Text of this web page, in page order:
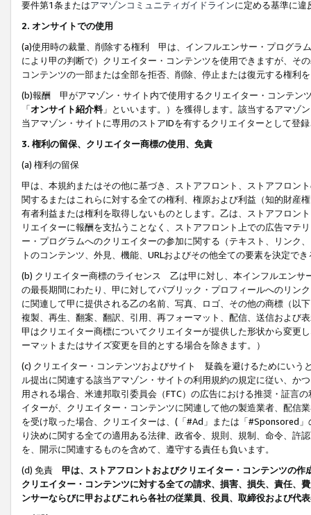
要件第1条またはアマゾンコミュニティガイドラインに定める基準に違
2. オンサイトでの使用
(a)使用時の裁量、削除する権利 甲は、インフルエンサー・プログラ
により甲の判断で）クリエイター・コンテンツを使用できますが、そ
コンテンツの一部または全部を拒否、削除、停止または復元する権利
(b)報酬 甲がアマゾン・サイト内で使用するクリエイター・コンテン
「オンサイト紹介料」といいます。）を獲得します。該当するアマゾ
当アマゾン・サイトに専用のストアIDを有するクリエイターとして登
3. 権利の留保、クリエイター商標の使用、免責
(a) 権利の留保
甲は、本規約またはその他に基づき、ストアフロント、ストアフロン
関するまたはこれらに対する全ての権利、権原および利益（知的財産
有者利益または権利を取得しないものとします。乙は、ストアフロン
リエイターに報酬を支払うことなく、ストアフロント上での広告マテ
ー・プログラムへのクリエイターの参加に関する（テキスト、リンク
トのコンテンツ、外見、機能、URLおよびその他全ての要素を決定で
(b) クリエイター商標のライセンス 乙は甲に対し、本インフルエンサ
の最長期間にわたり、甲に対してパブリック・プロフィールへのリン
に関連して甲に提供される乙の名前、写真、ロゴ、その他の商標（以
複製、再生、翻案、翻訳、引用、再フォーマット、配信、送信および
甲はクリエイター商標についてクリエイターが提供した形状から変更
ーマットまたはサイズ変更を目的とする場合を除きます。）
(c) クリエイター・コンテンツおよびサイト 疑義を避けるためにいう
ル提出に関連する該当アマゾン・サイトの利用規約の規定に従い、か
用される場合、米連邦取引委員会（FTC）の広告における推奨・証言
イターが、クリエイター・コンテンツに関連して他の製造業者、配信
を受け取った場合、クリエイターは、(「#Ad」または「#Sponsored
り決めに関する全ての適用ある法律、政省令、規則、規制、命令、許
を、開示に関連するものを含めて、遵守する責任も負います。
(d) 免責 甲は、ストアフロントおよびクリエイター・コンテンツの
クリエイター・コンテンツに対する全ての請求、損害、損失、責任、
ンサーならびに甲およびこれら各社の従業員、役員、取締役および代